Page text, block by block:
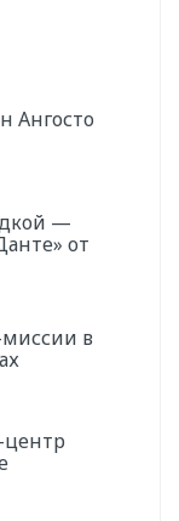
Ангосто
—
от
миссии в
центр